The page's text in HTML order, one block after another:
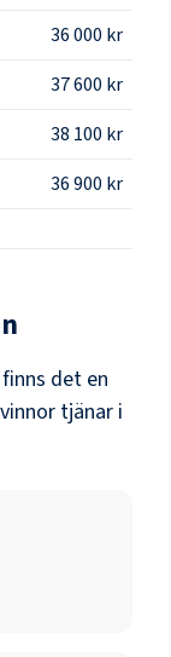
36 000 kr
37 600 kr
38 100 kr
36 900 kr
finns det en
tjänar i